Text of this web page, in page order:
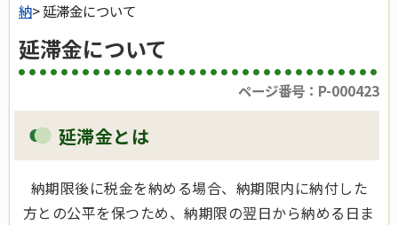
納> 延滞金について
延滞金について
ページ番号：P-000423
延滞金とは
納期限後に税金を納める場合、納期限内に納付した
方との公平を保つため、納期限の翌日から納める日ま